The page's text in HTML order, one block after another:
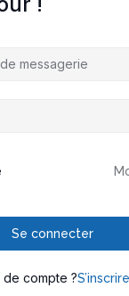
Se connecter
de compte ?